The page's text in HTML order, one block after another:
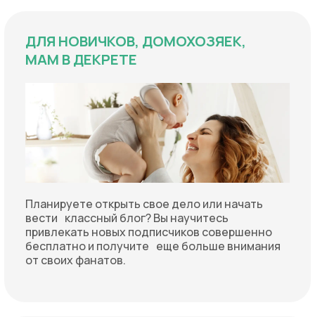
ДЛЯ НОВИЧКОВ, ДОМОХОЗЯЕК,
МАМ В ДЕКРЕТЕ
Планируете открыть свое дело или начать
вести классный блог? Вы научитесь
привлекать новых подписчиков совершенно
бесплатно и получите еще больше внимания
от своих фанатов.